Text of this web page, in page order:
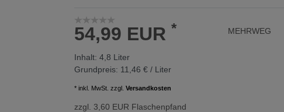
54,99 EUR *
Inhalt: 4,8 Liter
Grundpreis: 11,46 € / Liter
MEHRWEG
* inkl. MwSt. zzgl. Versandkosten
zzgl. 3,60 EUR Flaschenpfand